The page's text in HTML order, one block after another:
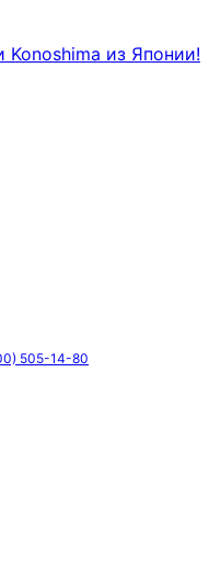
Konoshima из Японии!
505-14-80